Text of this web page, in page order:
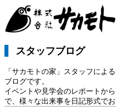
スタッフブログ
「サカモトの家」スタッフによ
ブログです。
イベントや見学会のレポートか
で、様々な出来事を日記形式でお